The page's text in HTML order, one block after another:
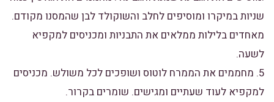
שניות במיקרו ומוסיפים לחלב והשוקולד לבן שהמסנו מקודם.
מאחדים בלילות ממלאים את התבניות ומכניסים למקפיא
לשעה.
5. מחממים את הממרח לוטוס ושופכים לכל משולש. מכניסים
למקפיא לעוד שעתיים ומגישים. שומרים בקרור.